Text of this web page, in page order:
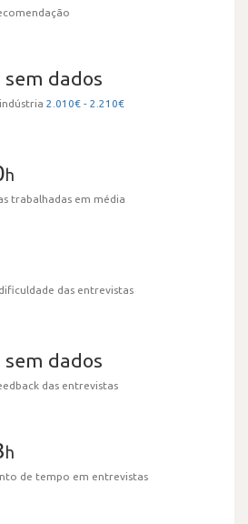
sem dados
2.010€ - 2.210€
h
trabalhadas em média
das entrevistas
sem dados
das entrevistas
h
de tempo em entrevistas